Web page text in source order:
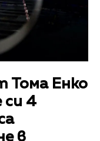
Тома Енко
си 4
в